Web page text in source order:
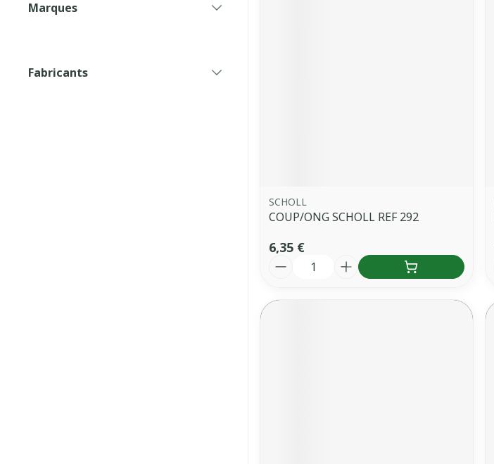
Marques
Fabricants
SCHOLL
COUP/ONG SCHOLL REF 292
6,35 €
Quantité